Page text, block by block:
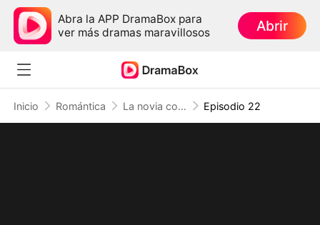
Abra la APP DramaBox para
ver más dramas maravillosos
Abrir
Inicio Romántica La novia con un pasado oculto Episodio 22